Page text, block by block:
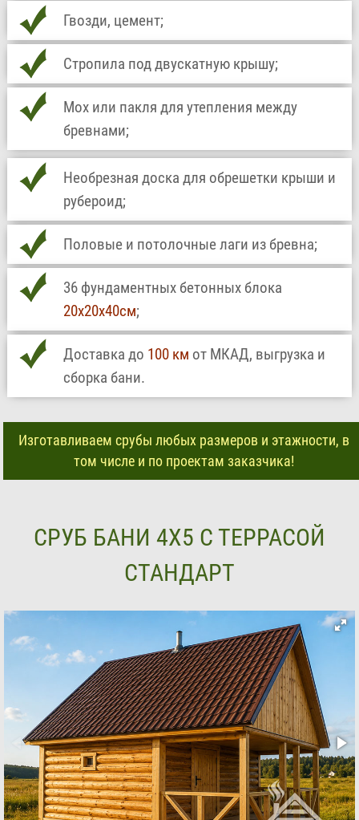
Гвозди, цемент;
Стропила под двускатную крышу;
Мох или пакля для утепления между
бревнами;
Необрезная доска для обрешетки крыши и
рубероид;
Половые и потолочные лаги из бревна;
36 фундаментных бетонных блока
20х20х40см;
Доставка до 100 км от МКАД, выгрузка и
сборка бани.
Изготавливаем срубы любых размеров и этажности, в
том числе и по проектам заказчика!
СРУБ БАНИ 4Х5 С ТЕРРАСОЙ
СТАНДАРТ